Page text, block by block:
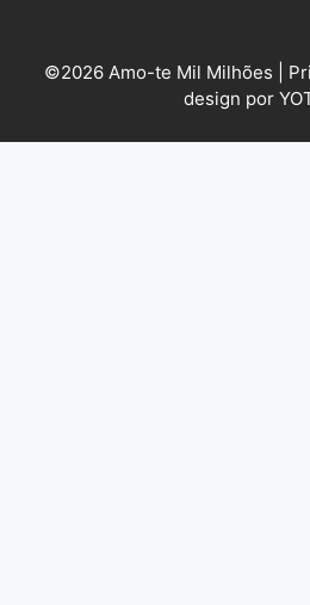
©2026 Amo-te Mil Milhões |
design por